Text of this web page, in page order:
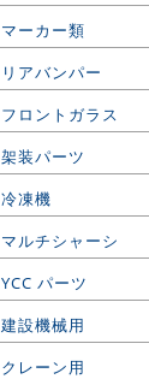
マーカー類
リアバンパー
フロントガラス
架装パーツ
冷凍機
マルチシャーシ
YCC パーツ
建設機械用
クレーン用